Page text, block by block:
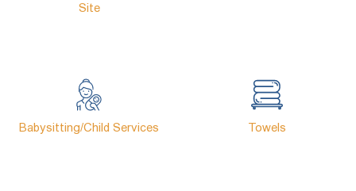
Site
Babysitting/child Services Towels